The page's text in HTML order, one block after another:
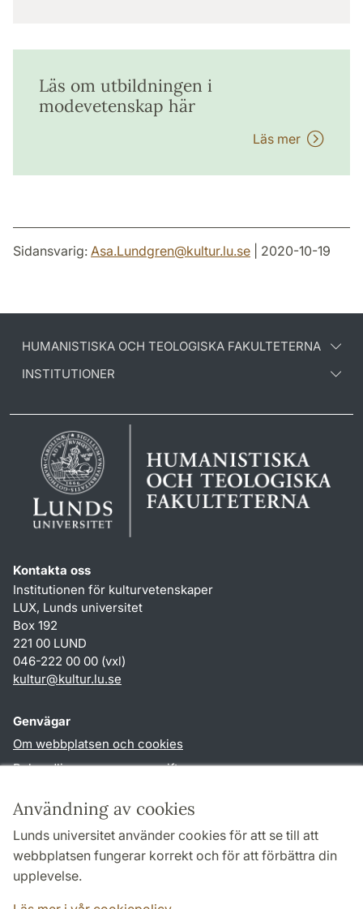
Användning av cookies
Lunds universitet använder cookies för att se till att
webbplatsen fungerar korrekt och för att förbättra din
upplevelse.
Läs om utbildningen i
modevetenskap här
Läs mer
Sidansvarig: Asa.Lundgren@kultur.lu.se | 2020-10-19
HUMANISTISKA OCH TEOLOGISKA FAKULTETERNA
INSTITUTIONER
Kontakta oss
Institutionen för kulturvetenskaper
LUX, Lunds universitet
Box 192
221 00 LUND
046-222 00 00 (vxl)
kultur@kultur.lu.se
Genvägar
Om webbplatsen och cookies
Behandling av personuppgifter
TYPO3-login
Följ oss i sociala medier